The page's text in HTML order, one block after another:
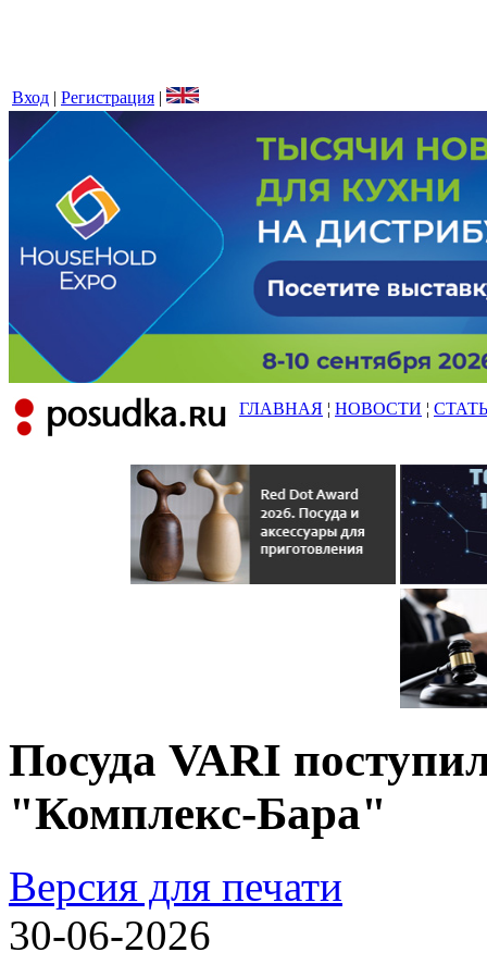
Вход | Регистрация |
ГЛАВНАЯ ¦ НОВОСТИ ¦
Посуда VARI
"Комплекс-Бара"
Версия для печати
30-06-2026